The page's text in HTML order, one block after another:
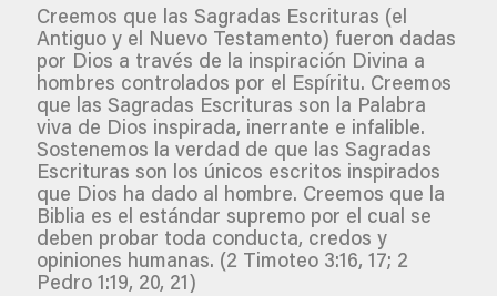
Creemos que las Sagradas Escrituras (el
Antiguo y el Nuevo Testamento) fueron dadas
por Dios a través de la inspiración Divina a
hombres controlados por el Espíritu. Creemos
que las Sagradas Escrituras son la Palabra
viva de Dios inspirada, inerrante e infalible.
Sostenemos la verdad de que las Sagradas
Escrituras son los únicos escritos inspirados
que Dios ha dado al hombre. Creemos que la
Biblia es el estándar supremo por el cual se
deben probar toda conducta, credos y
opiniones humanas. (2 Timoteo 3:16, 17; 2
Pedro 1:19, 20, 21)